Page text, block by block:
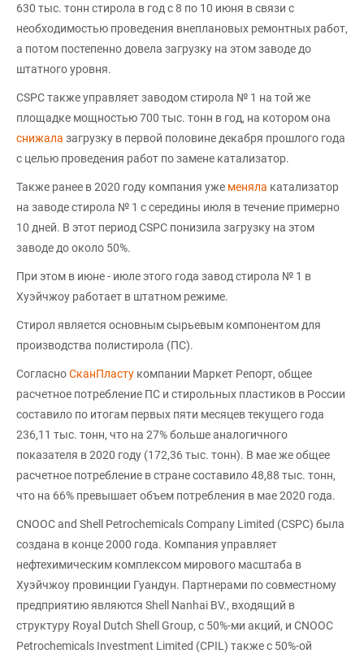
630 тыс. тонн стирола в год с 8 по 10 июня в связи с
необходимостью проведения внеплановых ремонтных работ,
а потом постепенно довела загрузку на этом заводе до
штатного уровня.
CSPC также управляет заводом стирола № 1 на той же
площадке мощностью 700 тыс. тонн в год, на котором она
снижала загрузку в первой половине декабря прошлого года
с целью проведения работ по замене катализатор.
Также ранее в 2020 году компания уже меняла катализатор
на заводе стирола № 1 с середины июля в течение примерно
10 дней. В этот период CSPC понизила загрузку на этом
заводе до около 50%.
При этом в июне - июле этого года завод стирола № 1 в
Хуэйчжоу работает в штатном режиме.
Стирол является основным сырьевым компонентом для
производства полистирола (ПС).
СогласноСканПласту компании Маркет Репорт, общее
расчетное потребление ПС и стирольных пластиков в России
составило по итогам первых пяти месяцев текущего года
236,11 тыс. тонн, что на 27% больше аналогичного
показателя в 2020 году (172,36 тыс. тонн). В мае же общее
расчетное потребление в стране составило 48,88 тыс. тонн,
что на 66% превышает объем потребления в мае 2020 года.
CNOOC and Shell Petrochemicals Company Limited (CSPC) была
создана в конце 2000 года. Компания управляет
нефтехимическим комплексом мирового масштаба в
Хуэйчжоу провинции Гуандун. Партнерами по совместному
предприятию являются Shell Nanhai BV., входящий в
структуру Royal Dutch Shell Group, с 50%-ми акций, и CNOOC
Petrochemicals Investment Limited (CPIL) также с 50%-ой